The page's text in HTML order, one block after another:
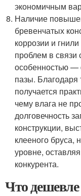
экономичным
Наличие
бревенчатых
коррозии и
проблем в связи
особенностью —
пазы. Благодаря
получается
чему влага не
долговечность
конструкции,
клееного бруса,
уровне,
конкурента.
Что